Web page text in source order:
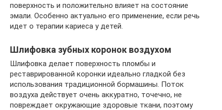
поверхность и положительно влияет на состояние
эмали. Особенно актуально его применение, если речь
идет о терапии кариеса у детей.
Шлифовка зубных коронок воздухом
Шлифовка делает поверхность пломбы и
реставрированной коронки идеально гладкой без
использования традиционной бормашины. Поток
воздуха действует очень аккуратно, точечно, не
повреждает окружающие здоровые ткани, поэтому